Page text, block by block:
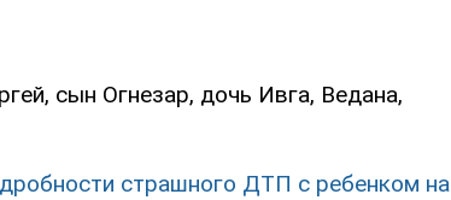
сын Огнезар, дочь Ивга, Ведана,
страшного ДТП с ребенком на